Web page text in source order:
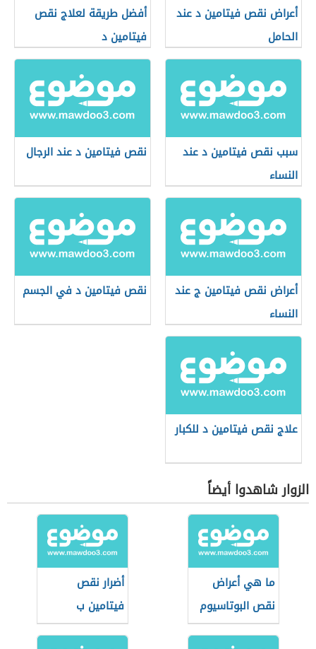
أعراض نقص فيتامين د عند
الحامل
أفضل طريقة لعلاج نقص
فيتامين د
سبب نقص فيتامين د عند
النساء
نقص فيتامين د عند الرجال
أعراض نقص فيتامين ج عند
النساء
نقص فيتامين د في الجسم
علاج نقص فيتامين د للكبار
الزوار شاهدوا أيضاً
ما هي أعراض
نقص البوتاسيوم
أضرار نقص
فيتامين ب